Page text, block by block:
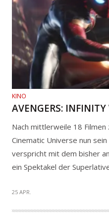
KINO
AVENGERS: INFINITY
Nach mittlerweile 18
Cinematic Universe nun
verspricht mit dem bisher
ein Spektakel der
25 APR.